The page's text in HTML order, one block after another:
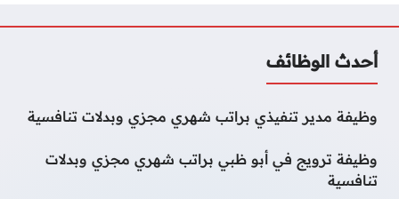
أحدث الوظائف
وظيفة مدير تنفيذي براتب شهري مجزي وبدلات تنافسية
وظيفة ترويج في أبو ظبي براتب شهري مجزي وبدلات
تنافسية